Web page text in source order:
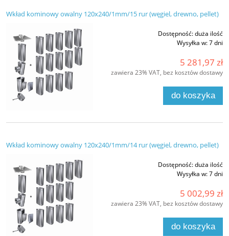
Wkład kominowy owalny 120x240/1mm/15 rur (węgiel, drewno, pellet)
Dostępność:duża ilość
Wysyłka w:7 dni
5 281,97 zł
zawiera 23% VAT, bez kosztów dostawy
do koszyka
Wkład kominowy owalny 120x240/1mm/14 rur (węgiel, drewno, pellet)
Dostępność:duża ilość
Wysyłka w:7 dni
5 002,99 zł
zawiera 23% VAT, bez kosztów dostawy
do koszyka